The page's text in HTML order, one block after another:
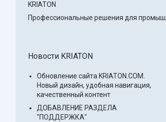
KRIATON
Профессиональные решения для
Новости KRIATON
Обновление сайта KRIATON.COM.
Новый дизайн, удобная навигация,
качественный контент
ДОБАВЛЕНИЕ РАЗДЕЛА
"ПОДДЕРЖКА"